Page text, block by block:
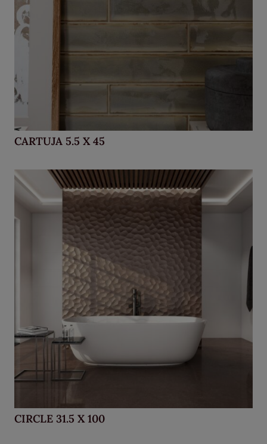
CARTUJA 5.5 X 45
CIRCLE 31.5 X 100